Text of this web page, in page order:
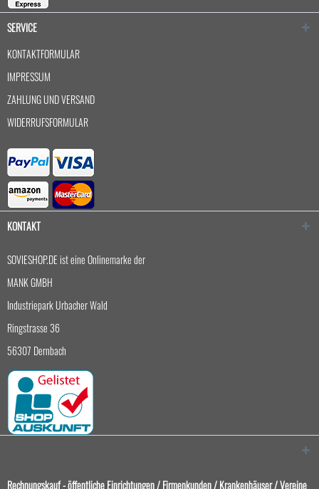
SERVICE
KONTAKTFORMULAR
IMPRESSUM
ZAHLUNG UND VERSAND
WIDERRUFSFORMULAR
KONTAKT
SOVIESHOP.DE ist eine Onlinemarke der
MANK GMBH
Industriepark Urbacher Wald
Ringstrasse 36
56307 Dernbach
Rechnungskauf - öffentliche Einrichtungen / Firmenkunden / Krankenhäuser / Vereine